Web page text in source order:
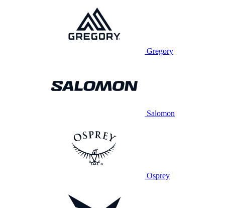
Gregory
Salomon
Osprey